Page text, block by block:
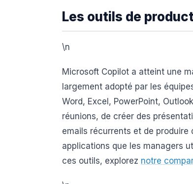
Les outils de
\n
Microsoft Copilot a atteint une
largement adopté par les
Word, Excel, PowerPoint,
réunions, de créer des
emails récurrents et de
applications que les managers
ces outils, explorez notre